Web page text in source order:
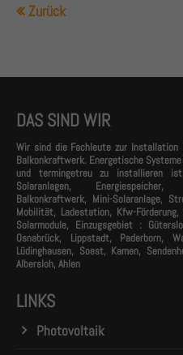
Zurück
DAS SIND WIR
Wir sind die Fachleute zur Installation
Balkonkraftwerk. Energetische
und termingetreu zu installieren
Solaranlagen, Energiespeicher,
Balkonkraftwerk, Mini-Solaranlage,
Mobilität, Ladestation, Kfw-
Solarmodule, Einzugsgebiet :
Osnabrück, Lippstadt, Paderborn,
Lüdinghausen, Soest, Kamen,
Albersloh, Ahlen
LINKS
Photovoltaik